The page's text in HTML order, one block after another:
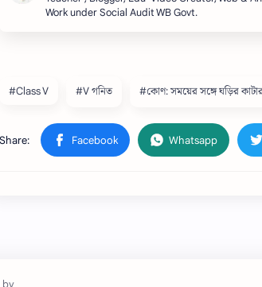
Work under Social Audit WB Govt.
#Class V #V গনিত #কোণ: সময়ের সঙ্গে ঘড়ির